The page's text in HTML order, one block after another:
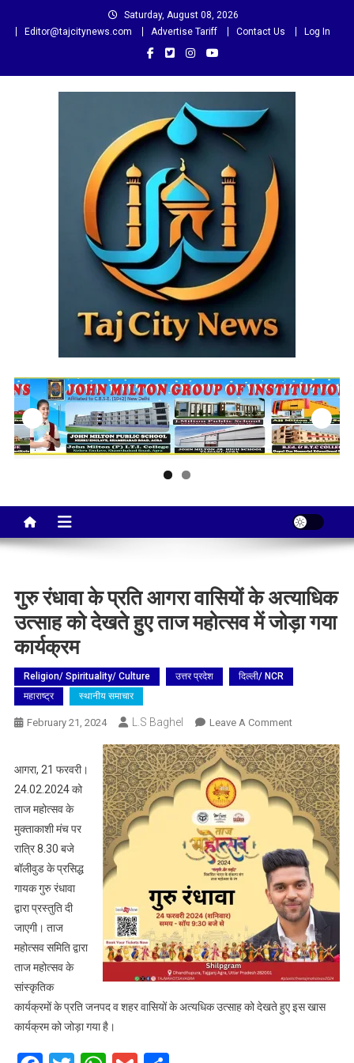
Saturday, August 08, 2026
Editor@tajcitynews.com
Advertise Tariff Contact Us Log In
Taj City News
गुरु रंधावा के प्रति आगरा वासियों के अत्याधिक
उत्साह को देखते हुए ताज महोत्सव में जोड़ा गया
कार्यक्रम
Religion/ Spirituality/ Culture उत्तर प्रदेश
दिल्ली/ NCR
महाराष्ट्र
स्थानीय समाचार
February 21, 2024 L.S Baghel Leave A CommentOn
रंधावा
के
प्रति
आगरा
वासियों
के
अत्याधिक
उत्साह
को
देखते
हुए
ताज
महोत्सव
जोड़ा
आगरा, 21 फरवरी।
24.02.2024 को
ताज महोत्सव के
मुक्ताकाशी मंच पर
रात्रि 8.30 बजे
बॉलीवुड के प्रसिद्ध
गायक गुरु रंधावा
द्वारा प्रस्तुति दी
जाएगी। ताज
महोत्सव समिति द्वारा
ताज महोत्सव के
सांस्कृतिक
कार्यक्रमों के प्रति जनपद व शहर वासियों के अत्यधिक उत्साह को देखते हुए इस खास
कार्यक्रम को जोड़ा गया है।